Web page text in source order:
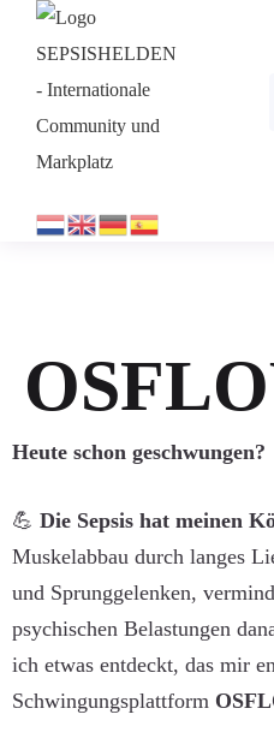
Heute schon geschwungen?
💪 Die Sepsis hat meinen
Muskelabbau durch langes
und Sprunggelenken,
psychischen Belastungen
ich etwas entdeckt, das mir
Schwingungsplattform